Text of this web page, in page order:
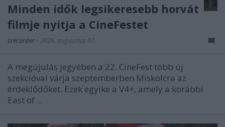
Minden idők legsikeresebb horvát
filmje nyitja a CineFestet
srecorder • 2026. augusztus 07.
A megújulás jegyében a 22. CineFest több új
szekcióval várja szeptemberben Miskolcra az
érdeklődőket. Ezek egyike a V4+, amely a korábbi
East of ...